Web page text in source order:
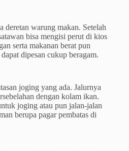
deretan warung makan. Setelah
bisa mengisi perut di kios
serta makanan berat pun
dipesan cukup beragam.
joging yang ada. Jalurnya
dengan kolam ikan.
joging atau pun jalan-jalan
berupa pagar pembatas di